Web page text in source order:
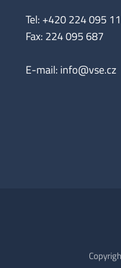
Tel: +420 224 095
Fax: 224 095 687
E-mail: info@vse.cz